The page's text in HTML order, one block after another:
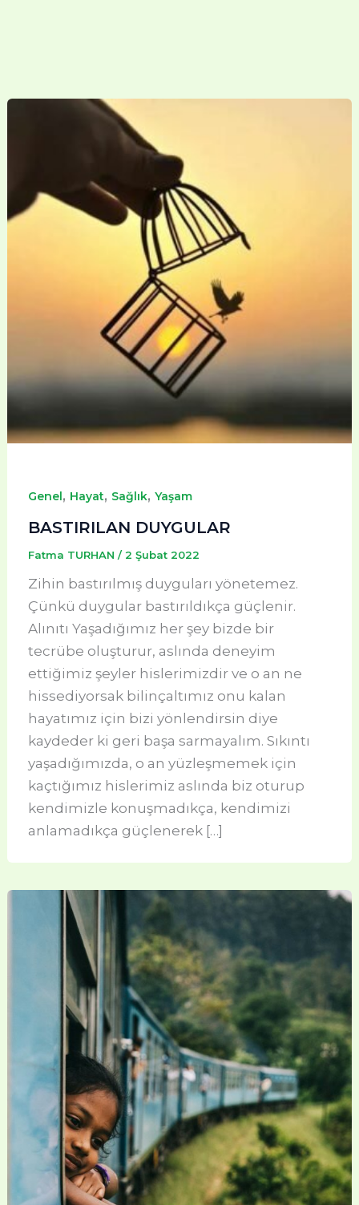
Genel, Hayat, Sağlık, Yaşam
BASTIRILAN DUYGULAR
Fatma TURHAN / 2 Şubat 2022
Zihin bastırılmış duyguları yönetemez.
Çünkü duygular bastırıldıkça güçlenir.
Alınıtı Yaşadığımız her şey bizde bir
tecrübe oluşturur, aslında deneyim
ettiğimiz şeyler hislerimizdir ve o an ne
hissediyorsak bilinçaltımız onu kalan
hayatımız için bizi yönlendirsin diye
kaydeder ki geri başa sarmayalım. Sıkıntı
yaşadığımızda, o an yüzleşmemek için
kaçtığımız hislerimiz aslında biz oturup
kendimizle konuşmadıkça, kendimizi
anlamadıkça güçlenerek […]